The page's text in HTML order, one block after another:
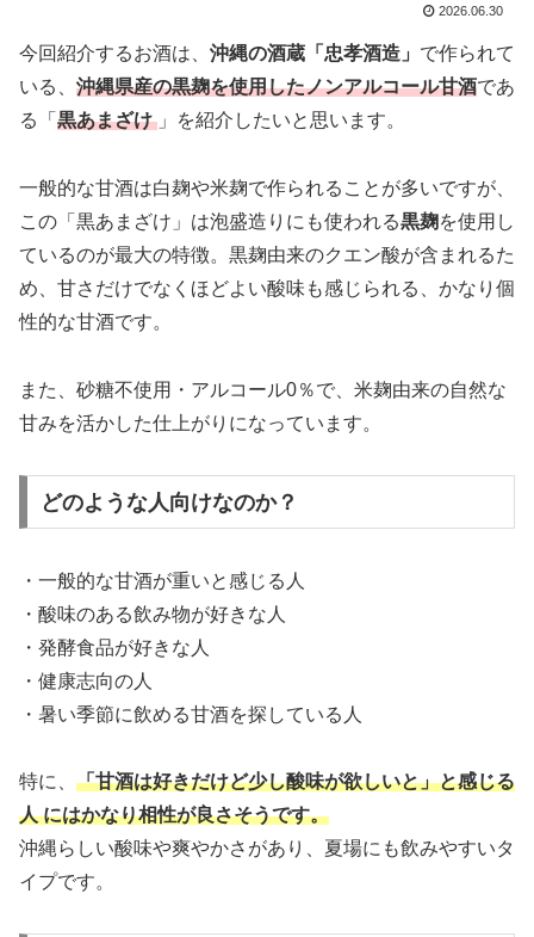
2026.06.30
今回紹介するお酒は、 沖縄の酒蔵「忠孝酒造」 で作られて
いる、 沖縄県産の黒麹を使用したノンアルコール甘酒であ
る「 黒あまざけ 」を紹介したいと思います。
一般的な甘酒は白麹や米麹で作られることが多いですが、
この「黒あまざけ」は泡盛造りにも使われる黒麹を使用し
ているのが最大の特徴。黒麹由来のクエン酸が含まれるた
め、甘さだけでなくほどよい酸味も感じられる、かなり個
性的な甘酒です。
また、砂糖不使用・アルコール0％で、米麹由来の自然な
甘みを活かした仕上がりになっています。
どのような人向けなのか？
・一般的な甘酒が重いと感じる人
・酸味のある飲み物が好きな人
・発酵食品が好きな人
・健康志向の人
・暑い季節に飲める甘酒を探している人
特に、 「甘酒は好きだけど少し酸味が欲しいと」と感じる
人 にはかなり相性が良さそうです。
沖縄らしい酸味や爽やかさがあり、夏場にも飲みやすいタ
イプです。